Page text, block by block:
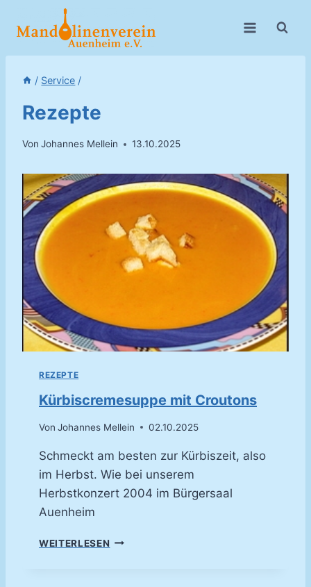
Inhalt
/ Service /
Rezepte
Von Johannes Mellein 13.10.2025
REZEPTE
Kürbiscremesuppe mit Croutons
Von Johannes Mellein 02.10.2025
Schmeckt am besten zur Kürbiszeit, also
im Herbst. Wie bei unserem
Herbstkonzert 2004 im Bürgersaal
Auenheim
WEITERLESEN K